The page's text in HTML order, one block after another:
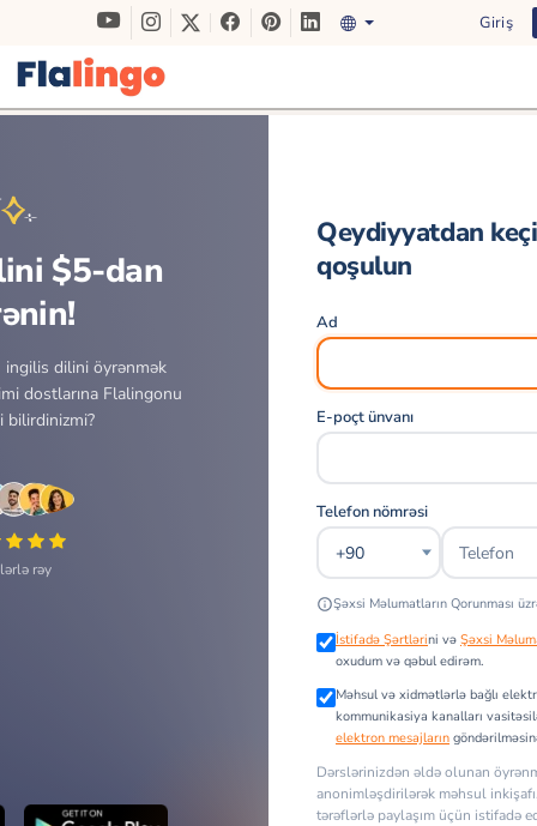
Giriş
$5-dan
dilini öyrənmək
dostlarına Flalingonu
bilirdinizmi?
rəy
Qeydiyyatdan
qoşulun
Ad
E-poçt ünvanı
Telefon nömrəsi
Şəxsi Məlumatların Qorunması
İstifadə Şərtlərini və Şəxsi
oxudum və qəbul edirəm.
Məhsul və xidmətlərlə bağlı
kommunikasiya kanalları
elektron mesajların
Dərslərinizdən əldə olunan
anonimləşdirilərək məhsul
tərəflərlə paylaşım üçün istifadə